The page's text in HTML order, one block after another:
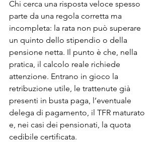
Chi cerca una risposta veloce spesso
parte da una regola corretta ma
incompleta: la rata non può superare
un quinto dello stipendio o della
pensione netta. Il punto è che, nella
pratica, il calcolo reale richiede
attenzione. Entrano in gioco la
retribuzione utile, le trattenute già
presenti in busta paga, l’eventuale
delega di pagamento, il TFR maturato
e, nei casi dei pensionati, la quota
cedibile certificata.